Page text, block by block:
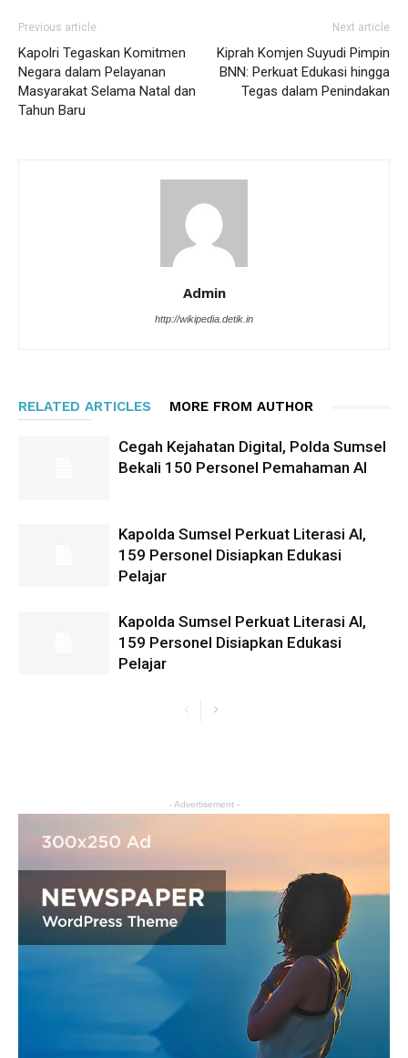
Previous article
Kapolri Tegaskan Komitmen
Negara dalam Pelayanan
Masyarakat Selama Natal dan
Tahun Baru
Next article
Kiprah Komjen Suyudi Pimpin
BNN: Perkuat Edukasi hingga
Tegas dalam Penindakan
Admin
http://wikipedia.detik.in
RELATED ARTICLES MORE FROM AUTHOR
Cegah Kejahatan Digital, Polda Sumsel
Bekali 150 Personel Pemahaman AI
Kapolda Sumsel Perkuat Literasi AI,
159 Personel Disiapkan Edukasi
Pelajar
Kapolda Sumsel Perkuat Literasi AI,
159 Personel Disiapkan Edukasi
Pelajar
- Advertisement -